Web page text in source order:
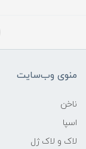
منوی وب‌سایت
ناخن
اسپا
لاک و لاک ژل